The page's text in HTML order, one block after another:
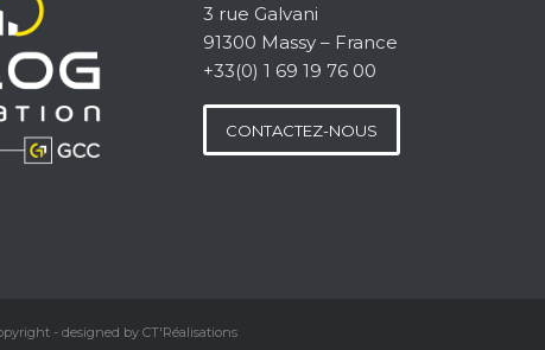
3 rue Galvani
91300 Massy – France
+33(0) 1 69 19 76 00
CONTACTEZ-NOUS
- designed by CT'Réalisations